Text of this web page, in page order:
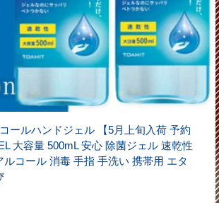
ールハンドジェル 【5月上旬入荷 予約
大容量 500mL 安心 除菌ジェル 速乾性
ルコール 消毒 手指 手洗い 携帯用 エタ